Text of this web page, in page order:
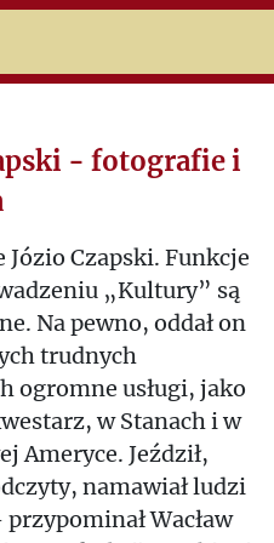
- fotografie i
Józio Czapski. Funkcje
„Kultury” są
Na pewno, oddał on
trudnych
ogromne usługi, jako
w Stanach i w
Ameryce. Jeździł,
namawiał ludzi
Wacław